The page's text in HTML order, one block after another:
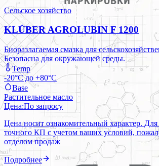
Сельское хозяйство
KLÜBER AGROLUBIN F 1200
Биоразлагаемая смазка для
Безопасна для окружающей среды.
Temp
-20°C до +80°C
Base
Растительное масло
Цена:По запросу
Цена носит ознакомительный характер.
точного КП с учетом ваших условий,
отделом продаж
Подробнее